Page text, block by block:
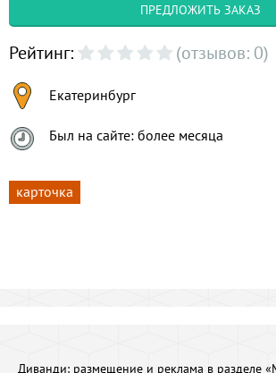
ПРЕДЛОЖИТЬ ЗАКАЗ
Рейтинг: (отзывов: 0)
Екатеринбург
Был на сайте: более месяца
карточка
Диванди: размещение и реклама в разделе